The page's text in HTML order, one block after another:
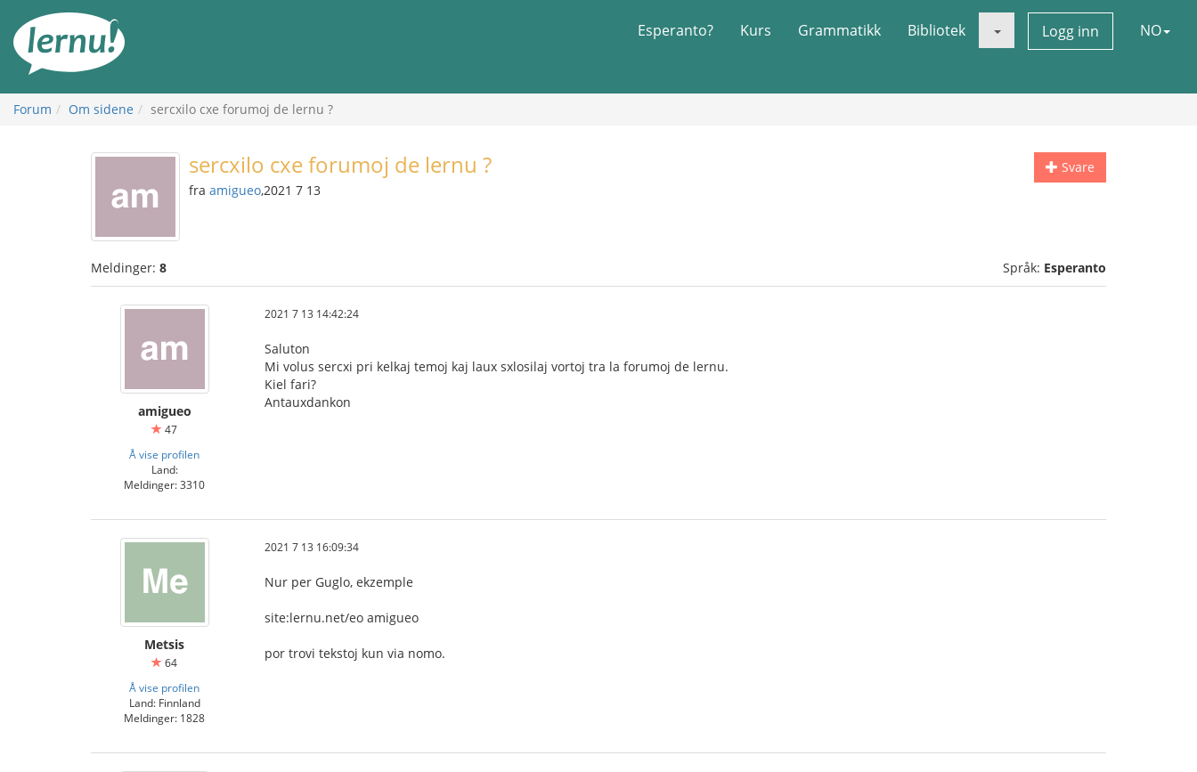
innholdet
Esperanto? Kurs Grammatikk Bibliotek Logg inn NO
Forum Om sidene sercxilo cxe forumoj de lernu ?
Svare
sercxilo cxe forumoj de lernu ?
fra amigueo,2021 7 13
Meldinger: 8 Språk: Esperanto
amigueo
47
Å vise profilen
Land:
Meldinger: 3310
2021 7 13 14:42:24
Saluton
Mi volus sercxi pri kelkaj temoj kaj laux sxlosilaj vortoj tra la forumoj de lernu.
Kiel fari?
Antauxdankon
Metsis
64
Å vise profilen
Land: Finnland
Meldinger: 1828
2021 7 13 16:09:34
Nur per Guglo, ekzemple
site:lernu.net/eo amigueo
por trovi tekstoj kun via nomo.